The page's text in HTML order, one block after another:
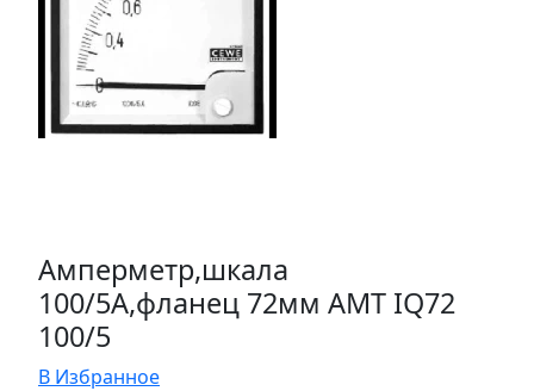
Амперметр,шкала
100/5А,фланец 72мм AMT IQ72
100/5
В Избранное